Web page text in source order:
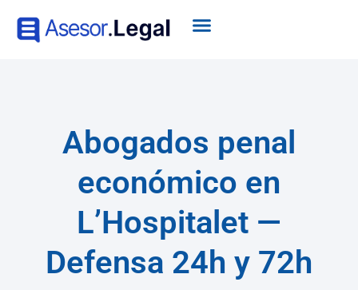
Abogados penal
económico en
L’Hospitalet —
Defensa 24h y 72h